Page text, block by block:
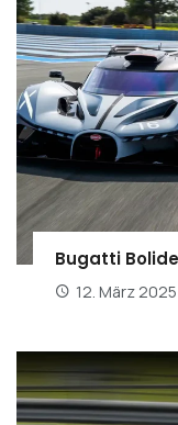
Bugatti
12. März 2025